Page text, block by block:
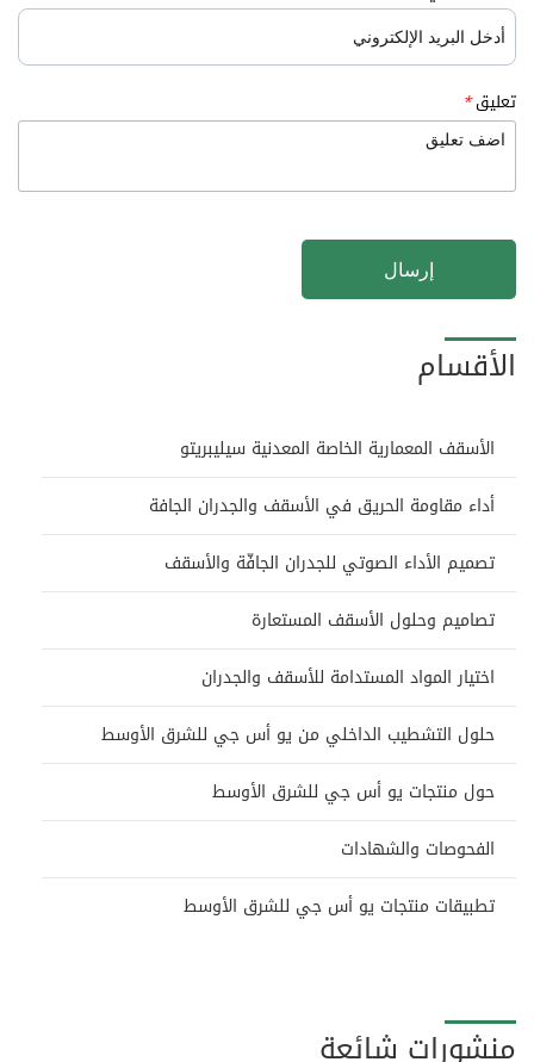
تعليق*
إرسال
الأقسام
الأسقف المعمارية الخاصة المعدنية سيليبريتو
أداء مقاومة الحريق في الأسقف والجدران الجافة
تصميم الأداء الصوتي للجدران الجافّة والأسقف
تصاميم وحلول الأسقف المستعارة
اختيار المواد المستدامة للأسقف والجدران
حلول التشطيب الداخلي من يو أس جي للشرق الأوسط
حول منتجات يو أس جي للشرق الأوسط
الفحوصات والشهادات
تطبيقات منتجات يو أس جي للشرق الأوسط
منشورات شائعة